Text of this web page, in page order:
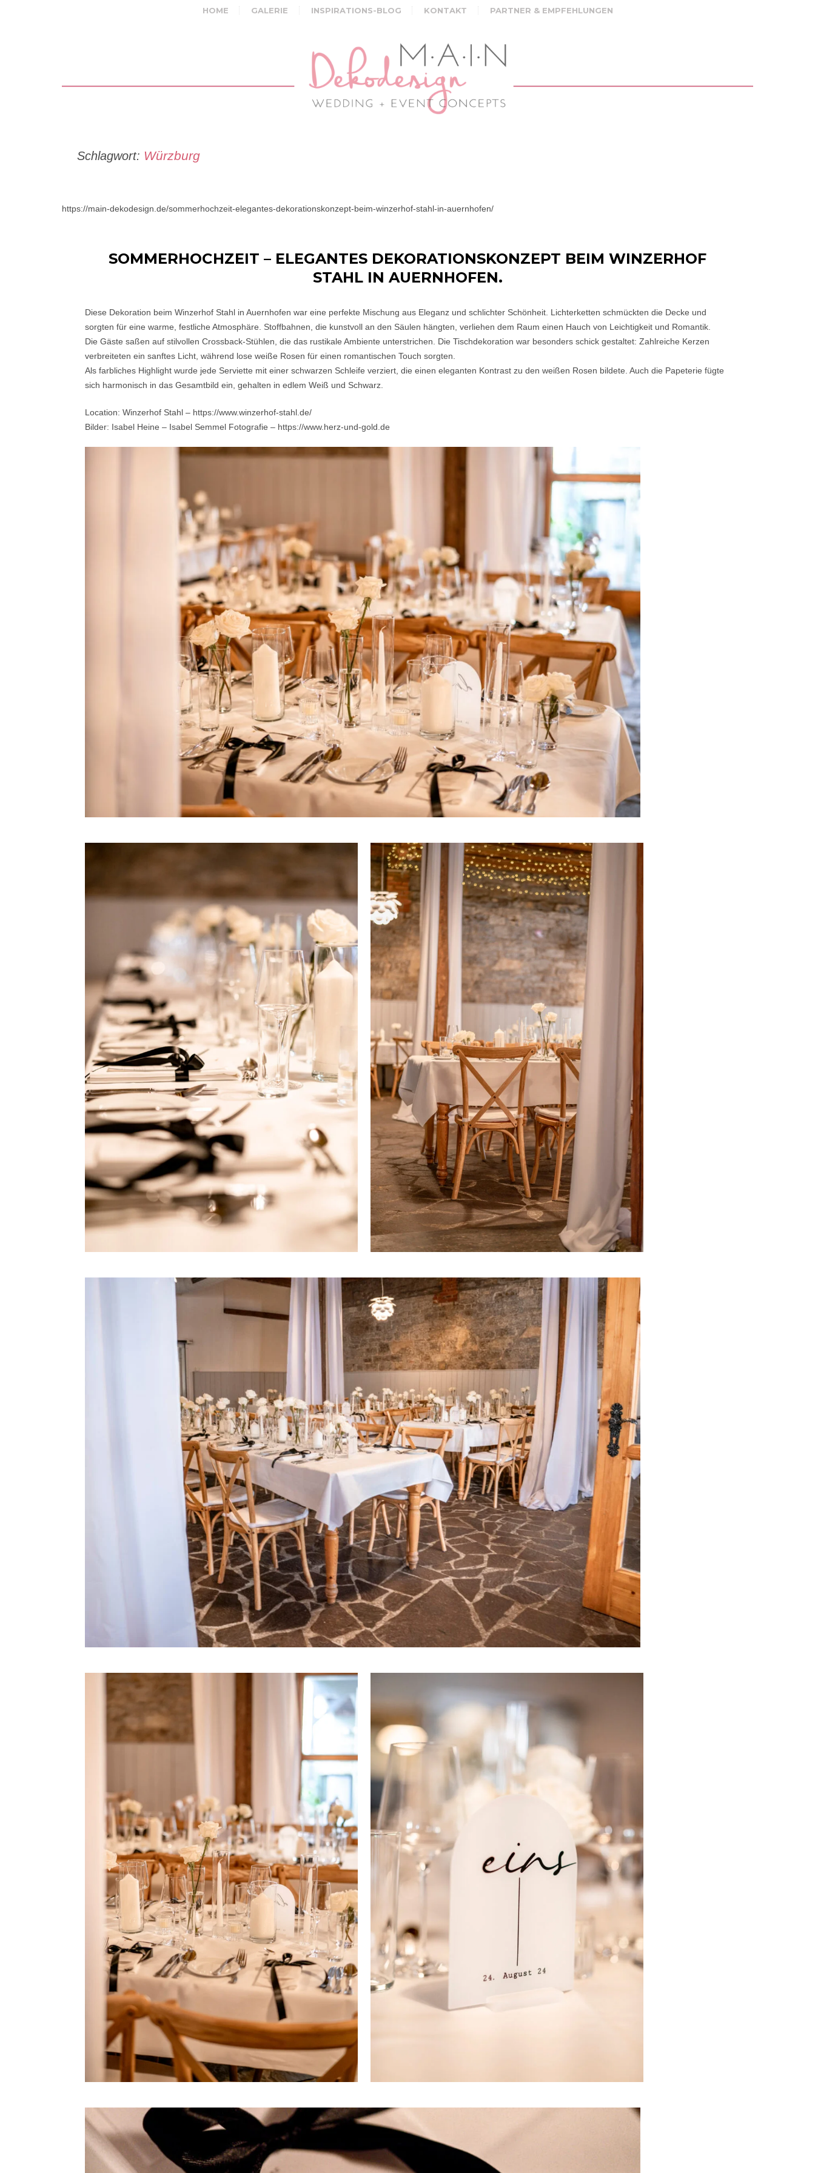
HOME GALERIE INSPIRATIONS-BLOG KONTAKT PARTNER & EMPFEHLUNGEN
Schlagwort: Würzburg
https://main-dekodesign.de/sommerhochzeit-elegantes-dekorationskonzept-beim-winzerhof-stahl-in-auernhofen/
SOMMERHOCHZEIT – ELEGANTES DEKORATIONSKONZEPT BEIM WINZERHOF
STAHL IN AUERNHOFEN.
Diese Dekoration beim Winzerhof Stahl in Auernhofen war eine perfekte Mischung aus Eleganz und schlichter Schönheit. Lichterketten schmückten die Decke und
sorgten für eine warme, festliche Atmosphäre. Stoffbahnen, die kunstvoll an den Säulen hängten, verliehen dem Raum einen Hauch von Leichtigkeit und Romantik.
Die Gäste saßen auf stilvollen Crossback-Stühlen, die das rustikale Ambiente unterstrichen. Die Tischdekoration war besonders schick gestaltet: Zahlreiche Kerzen
verbreiteten ein sanftes Licht, während lose weiße Rosen für einen romantischen Touch sorgten.
Als farbliches Highlight wurde jede Serviette mit einer schwarzen Schleife verziert, die einen eleganten Kontrast zu den weißen Rosen bildete. Auch die Papeterie fügte
sich harmonisch in das Gesamtbild ein, gehalten in edlem Weiß und Schwarz.
Location: Winzerhof Stahl – https://www.winzerhof-stahl.de/
Bilder: Isabel Heine – Isabel Semmel Fotografie – https://www.herz-und-gold.de